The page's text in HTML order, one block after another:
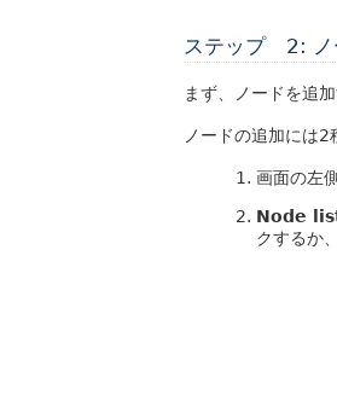
ステップ 2: ノ
まず、ノードを追
ノードの追加には2
画面の左
Node
クするか